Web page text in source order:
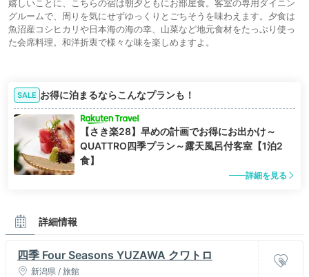
嬉しいことに、こちらの宿は朝夕ともにお部屋食。客室の専用ダイニン
グルームで、周りを気にせずゆっくりとごちそうを味わえます。夕食は
魚沼産コシヒカリや日本海の海の幸、山菜など地元食材をたっぷり使っ
た会席料理。和洋折衷で様々な味を楽しめますよ。
SALE お得に泊まるならこんなプランも！
【さき楽28】早めの計画でお得にお出かけ～
QUATTRO四季プラン～露天風呂付客室【1泊2
食】
詳細を見る
詳細情報
四季 Four Seasons YUZAWA クワトロ
新潟県 / 旅館